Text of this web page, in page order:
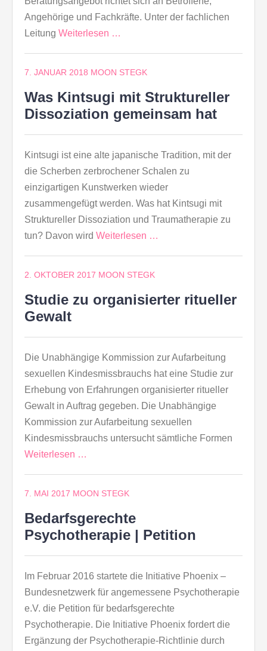
Angehörige und Fachkräfte. Unter der fachlichen
Leitung Weiterlesen …
7. JANUAR 2018 MOON STEGK
Was Kintsugi mit Struktureller
Dissoziation gemeinsam hat
Kintsugi ist eine alte japanische Tradition, mit der
die Scherben zerbrochener Schalen zu
einzigartigen Kunstwerken wieder
zusammengefügt werden. Was hat Kintsugi mit
Struktureller Dissoziation und Traumatherapie zu
tun? Davon wird Weiterlesen …
2. OKTOBER 2017 MOON STEGK
Studie zu organisierter ritueller
Gewalt
Die Unabhängige Kommission zur Aufarbeitung
sexuellen Kindesmissbrauchs hat eine Studie zur
Erhebung von Erfahrungen organisierter ritueller
Gewalt in Auftrag gegeben. Die Unabhängige
Kommission zur Aufarbeitung sexuellen
Kindesmissbrauchs untersucht sämtliche Formen
Weiterlesen …
7. MAI 2017 MOON STEGK
Bedarfsgerechte
Psychotherapie | Petition
Im Februar 2016 startete die Initiative Phoenix –
Bundesnetzwerk für angemessene Psychotherapie
e.V. die Petition für bedarfsgerechte
Psychotherapie. Die Initiative Phoenix fordert die
Ergänzung der Psychotherapie-Richtlinie durch